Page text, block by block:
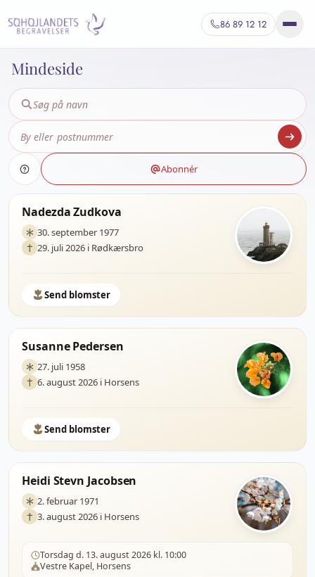
86 89 12 12
Mindeside
Abonnér
Nadezda Zudkova
30. september 1977
29. juli 2026 i Rødkærsbro
Send blomster
Susanne Pedersen
27. juli 1958
6. august 2026 i Horsens
Send blomster
Heidi Stevn Jacobsen
2. februar 1971
3. august 2026 i Horsens
Torsdag d. 13. august 2026 kl. 10:00
Vestre Kapel, Horsens